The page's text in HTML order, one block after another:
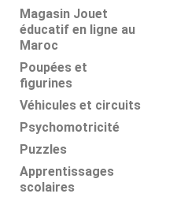
Magasin Jouet
éducatif en ligne au
Maroc
Poupées et
figurines
Véhicules et circuits
Psychomotricité
Puzzles
Apprentissages
scolaires